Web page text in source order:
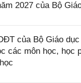
2027 của Bộ
của Bộ Giáo
các môn học, học